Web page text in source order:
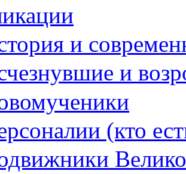
и
и
(кто